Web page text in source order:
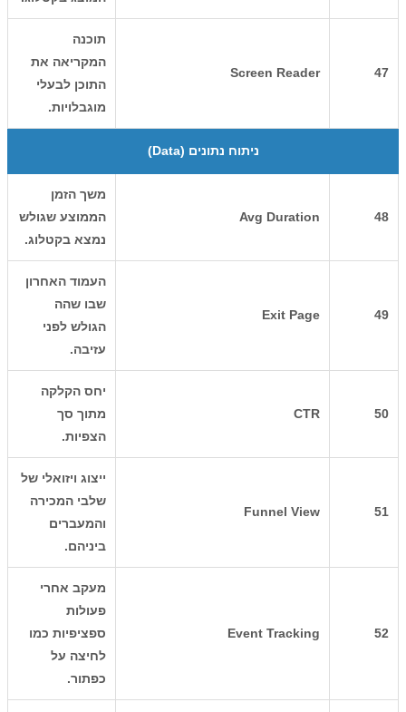
47
Screen Reader
תוכנה
המקריאה את
התוכן לבעלי
מוגבלויות.
ניתוח נתונים (Data)
48
Avg Duration
משך הזמן
הממוצע שגולש
נמצא בקטלוג.
49
Exit Page
העמוד האחרון
שבו שהה
הגולש לפני
עזיבה.
50
CTR
יחס הקלקה
מתוך סך
הצפיות.
51
Funnel View
ייצוג ויזואלי של
שלבי המכירה
והמעברים
ביניהם.
52
Event Tracking
מעקב אחרי
פעולות
ספציפיות כמו
לחיצה על
כפתור.